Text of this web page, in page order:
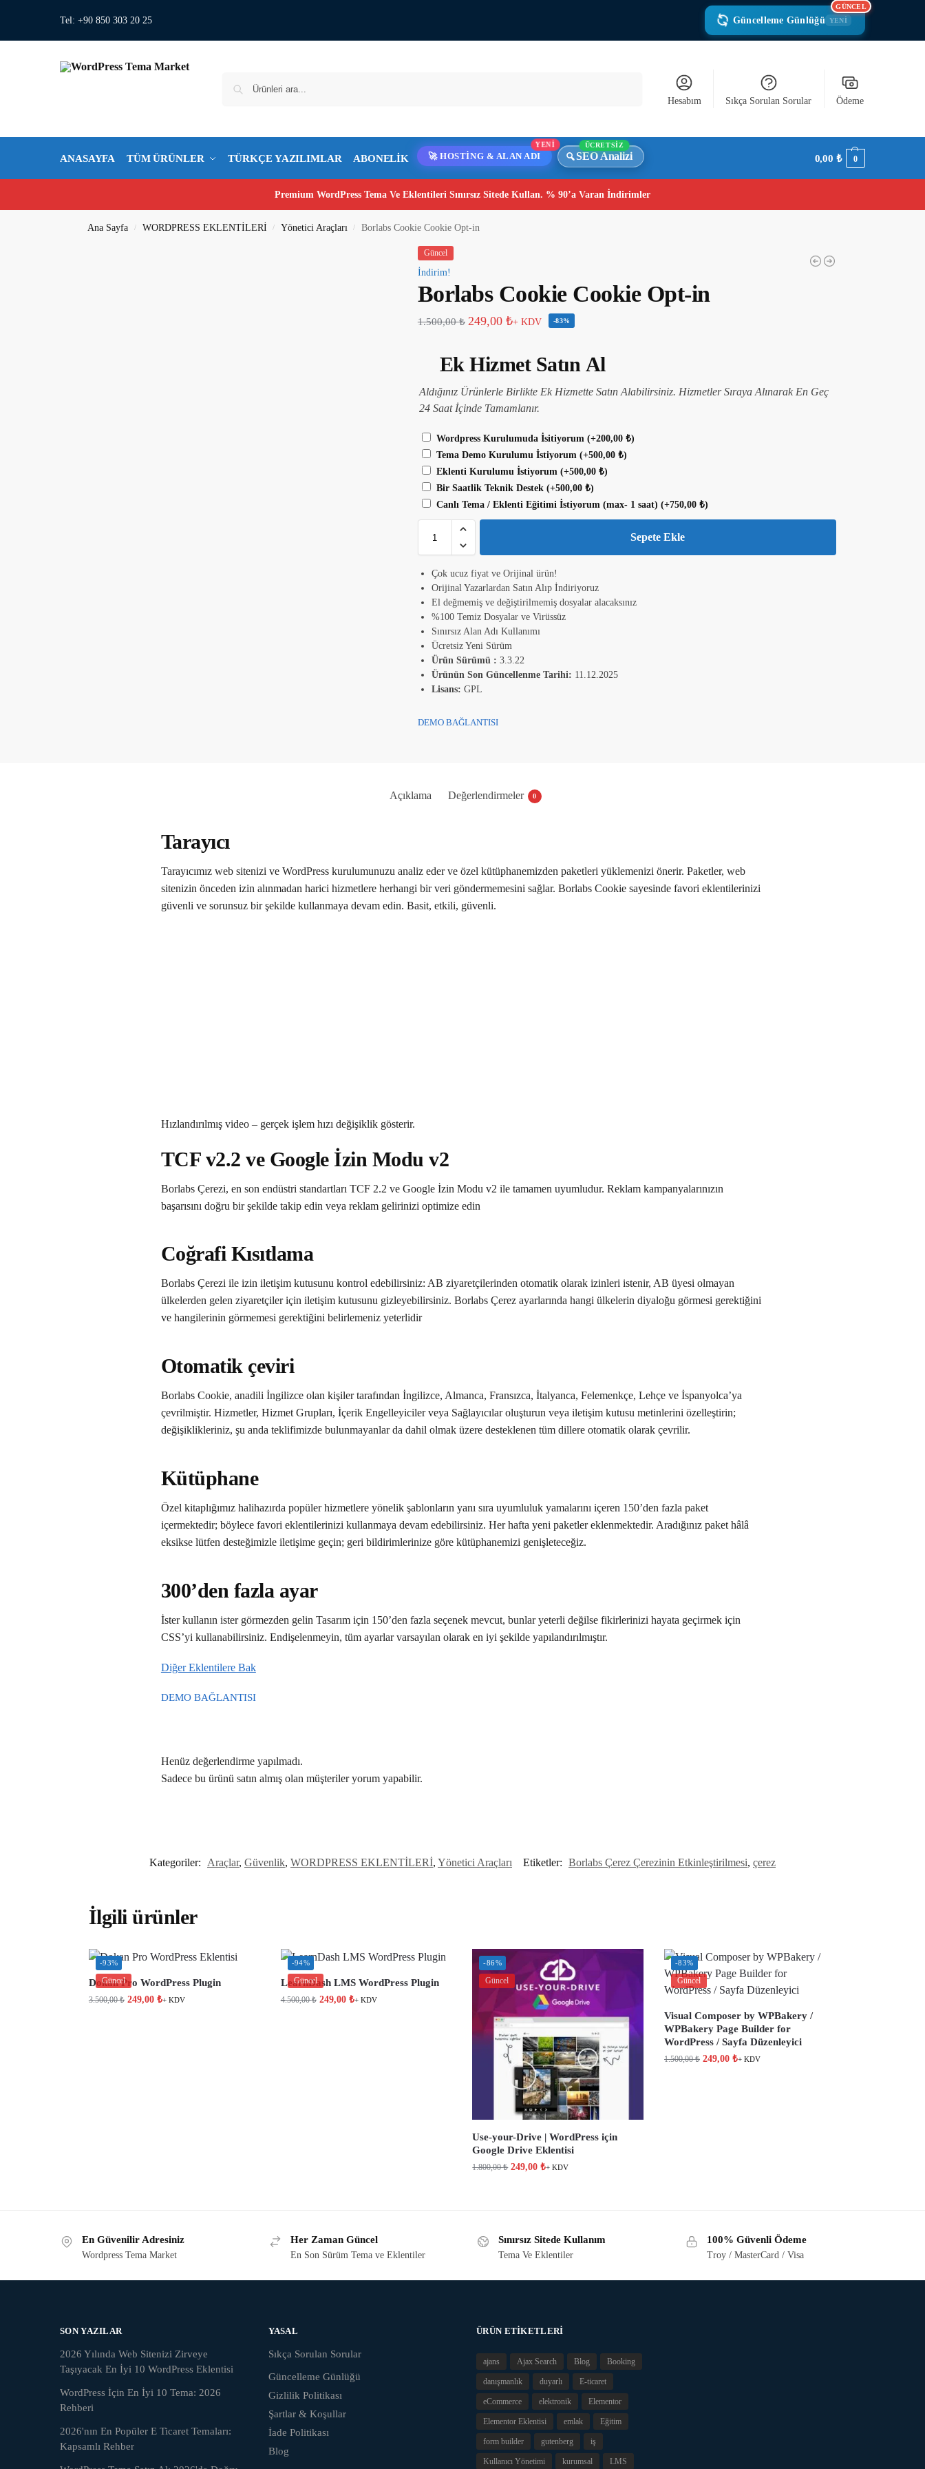
Tel: +90 850 303 20 25 Güncelleme Günlüğü YENİ
GÜNCEL
Hesabım Sıkça Sorulan Sorular Ödeme
ANASAYFA TÜM ÜRÜNLER TÜRKÇE YAZILIMLAR ABONELİK 🚀 HOSTİNG & ALAN ADI
YENİ
SEO Analizi
ÜCRETSİZ
0,00₺ 0
Premium WordPress Tema Ve Eklentileri Sınırsız Sitede Kullan. % 90’a Varan İndirimler
Ana Sayfa / WORDPRESS EKLENTİLERİ / Yönetici Araçları / Borlabs Cookie Cookie Opt-in
Güncel
İndirim!
Borlabs Cookie Cookie Opt-in
1.500,00₺ 249,00 ₺+ KDV -83%
Ek Hizmet Satın Al
Aldığınız Ürünlerle Birlikte Ek Hizmette Satın Alabilirsiniz. Hizmetler Sıraya Alınarak En Geç
24 Saat İçinde Tamamlanır.
Wordpress Kurulumuda İsitiyorum (+200,00 ₺)
Tema Demo Kurulumu İstiyorum (+500,00 ₺)
Eklenti Kurulumu İstiyorum (+500,00 ₺)
Bir Saatlik Teknik Destek (+500,00 ₺)
Canlı Tema / Eklenti Eğitimi İstiyorum (max- 1 saat) (+750,00 ₺)
Sepete Ekle
Çok ucuz fiyat ve Orijinal ürün!
Orijinal Yazarlardan Satın Alıp İndiriyoruz
El değmemiş ve değiştirilmemiş dosyalar alacaksınız
%100 Temiz Dosyalar ve Virüssüz
Sınırsız Alan Adı Kullanımı
Ücretsiz Yeni Sürüm
Ürün Sürümü : 3.3.22
Ürünün Son Güncellenme Tarihi: 11.12.2025
Lisans: GPL
DEMO BAĞLANTISI
Açıklama Değerlendirmeler 0
Tarayıcı
Tarayıcımız web sitenizi ve WordPress kurulumunuzu analiz eder ve özel kütüphanemizden paketleri yüklemenizi önerir. Paketler, web
sitenizin önceden izin alınmadan harici hizmetlere herhangi bir veri göndermemesini sağlar. Borlabs Cookie sayesinde favori eklentilerinizi
güvenli ve sorunsuz bir şekilde kullanmaya devam edin. Basit, etkili, güvenli.
Hızlandırılmış video – gerçek işlem hızı değişiklik gösterir.
TCF v2.2 ve Google İzin Modu v2
Borlabs Çerezi, en son endüstri standartları TCF 2.2 ve Google İzin Modu v2 ile tamamen uyumludur. Reklam kampanyalarınızın
başarısını doğru bir şekilde takip edin veya reklam gelirinizi optimize edin
Coğrafi Kısıtlama
Borlabs Çerezi ile izin iletişim kutusunu kontrol edebilirsiniz: AB ziyaretçilerinden otomatik olarak izinleri istenir, AB üyesi olmayan
ülkelerden gelen ziyaretçiler için iletişim kutusunu gizleyebilirsiniz. Borlabs Çerez ayarlarında hangi ülkelerin diyaloğu görmesi gerektiğini
ve hangilerinin görmemesi gerektiğini belirlemeniz yeterlidir
Otomatik çeviri
Borlabs Cookie, anadili İngilizce olan kişiler tarafından İngilizce, Almanca, Fransızca, İtalyanca, Felemenkçe, Lehçe ve İspanyolca’ya
çevrilmiştir. Hizmetler, Hizmet Grupları, İçerik Engelleyiciler veya Sağlayıcılar oluşturun veya iletişim kutusu metinlerini özelleştirin;
değişiklikleriniz, şu anda teklifimizde bulunmayanlar da dahil olmak üzere desteklenen tüm dillere otomatik olarak çevrilir.
Kütüphane
Özel kitaplığımız halihazırda popüler hizmetlere yönelik şablonların yanı sıra uyumluluk yamalarını içeren 150’den fazla paket
içermektedir; böylece favori eklentilerinizi kullanmaya devam edebilirsiniz. Her hafta yeni paketler eklenmektedir. Aradığınız paket hâlâ
eksikse lütfen desteğimizle iletişime geçin; geri bildirimlerinize göre kütüphanemizi genişleteceğiz.
300’den fazla ayar
İster kullanın ister görmezden gelin Tasarım için 150’den fazla seçenek mevcut, bunlar yeterli değilse fikirlerinizi hayata geçirmek için
CSS’yi kullanabilirsiniz. Endişelenmeyin, tüm ayarlar varsayılan olarak en iyi şekilde yapılandırılmıştır.
Diğer Eklentilere Bak
DEMO BAĞLANTISI
Henüz değerlendirme yapılmadı.
Sadece bu ürünü satın almış olan müşteriler yorum yapabilir.
Kategoriler: Araçlar, Güvenlik, WORDPRESS EKLENTİLERİ, Yönetici Araçları Etiketler: Borlabs Çerez Çerezinin Etkinleştirilmesi, çerez
İlgili ürünler
-93%
Güncel
Dokan Pro WordPress Plugin
3.500,00₺ 249,00 ₺+ KDV
-94%
Güncel
LearnDash LMS WordPress Plugin
4.500,00₺ 249,00 ₺+ KDV
-86%
Güncel
Use-your-Drive | WordPress için
Google Drive Eklentisi
1.800,00₺ 249,00₺+ KDV
-83%
Güncel
Visual Composer by WPBakery /
WPBakery Page Builder for
WordPress / Sayfa Düzenleyici
1.500,00₺ 249,00₺+ KDV
En Güvenilir Adresiniz
Wordpress Tema Market
Her Zaman Güncel
En Son Sürüm Tema ve Eklentiler
Sınırsız Sitede Kullanım
Tema Ve Eklentiler
100% Güvenli Ödeme
Troy / MasterCard / Visa
SON YAZILAR
2026 Yılında Web Sitenizi Zirveye
Taşıyacak En İyi 10 WordPress Eklentisi
WordPress İçin En İyi 10 Tema: 2026
Rehberi
2026'nın En Popüler E Ticaret Temaları:
Kapsamlı Rehber
YASAL
Sıkça Sorulan Sorular
Güncelleme Günlüğü
Gizlilik Politikası
Şartlar & Koşullar
İade Politikası
Blog
ÜRÜN ETIKETLERI
ajans Ajax Search Blog Booking
danışmanlık duyarlı E-ticaret
eCommerce elektronik Elementor
Elementor Eklentisi emlak Eğitim
form builder gutenberg iş
Kullanıcı Yönetimi kurumsal LMS